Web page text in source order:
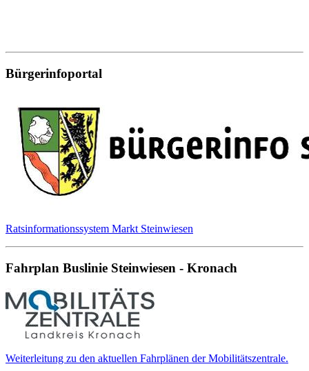
Bürgerinfoportal
Ratsinformationssystem Markt Steinwiesen
Fahrplan Buslinie Steinwiesen - Kronach
Weiterleitung zu den aktuellen Fahrplänen der Mobilitätszentrale.